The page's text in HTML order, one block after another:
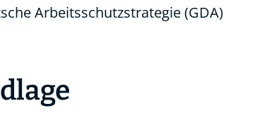
Arbeitsschutzstrategie (GDA)